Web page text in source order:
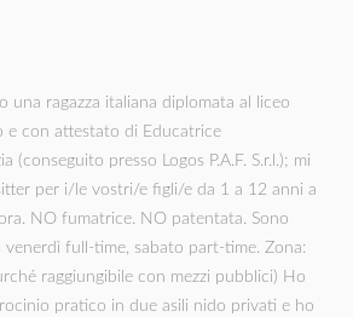
una ragazza italiana diplomata al liceo
e con attestato di Educatrice
presso Logos P.A.F. S.r.l.); mi
per i/le vostri/e figli/e da 1 a 12 anni a
NO fumatrice. NO patentata. Sono
full-time, sabato part-time. Zona:
raggiungibile con mezzi pubblici) Ho
pratico in due asili nido privati e ho